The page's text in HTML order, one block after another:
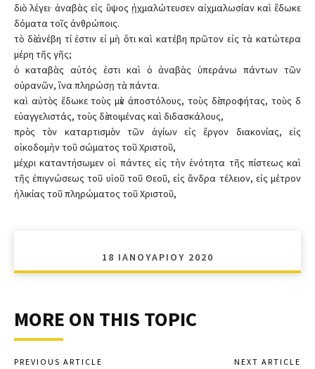
διὸ λέγει· ἀναβὰς εἰς ὕψος ᾐχμαλώτευσεν αἰχμαλωσίαν καὶ ἔδωκε
δόματα τοῖς ἀνθρώποις.
τὸ δὲ ἀνέβη τί ἐστιν εἰ μὴ ὅτι καὶ κατέβη πρῶτον εἰς τὰ κατώτερα
μέρη τῆς γῆς;
ὁ καταβὰς αὐτός ἐστι καὶ ὁ ἀναβὰς ὑπεράνω πάντων τῶν
οὐρανῶν, ἵνα πληρώσῃ τὰ πάντα.
καὶ αὐτὸς ἔδωκε τοὺς μὲν ἀποστόλους, τοὺς δὲ προφήτας, τοὺς δὲ
εὐαγγελιστάς, τοὺς δὲ ποιμένας καὶ διδασκάλους,
πρὸς τὸν καταρτισμὸν τῶν ἁγίων εἰς ἔργον διακονίας, εἰς
οἰκοδομὴν τοῦ σώματος τοῦ Χριστοῦ,
μέχρι καταντήσωμεν οἱ πάντες εἰς τὴν ἑνότητα τῆς πίστεως καὶ
τῆς ἐπιγνώσεως τοῦ υἱοῦ τοῦ Θεοῦ, εἰς ἄνδρα τέλειον, εἰς μέτρον
ἡλικίας τοῦ πληρώματος τοῦ Χριστοῦ,
18 ΙΑΝΟΥΑΡΊΟΥ 2020
MORE ON THIS TOPIC
PREVIOUS ARTICLE NEXT ARTICLE